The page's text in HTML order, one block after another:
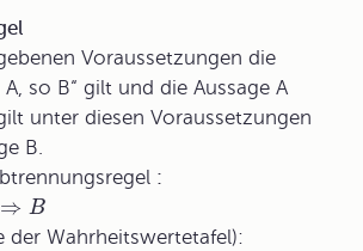
Voraussetzungen die
A, so B“ gilt und die Aussage A
unter diesen Voraussetzungen
B.
:
⇒ B
der Wahrheitswertetafel):